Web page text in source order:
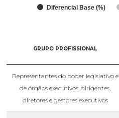
Diferencial Base (%)
GRUPO PROFISSIONAL
Representantes do poder legislativo e
de órgãos executivos, dirigentes,
diretores e gestores executivos